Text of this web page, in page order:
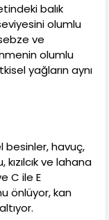
balık
olumlu
ve
olumlu
yağların aynı
besinler, havuç,
ve lahana
C ile E
önlüyor, kan